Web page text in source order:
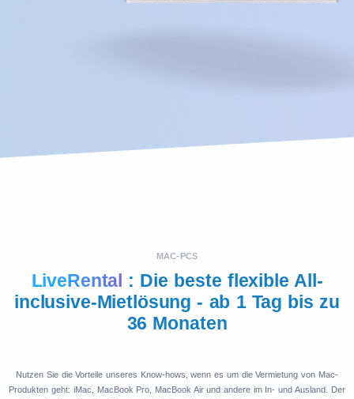
MAC-PCS
LiveRental : Die beste flexible All-
inclusive-Mietlösung - ab 1 Tag bis zu
36 Monaten
Nutzen Sie die Vorteile unseres Know-hows, wenn es um die Vermietung von Mac-
Produkten geht: iMac, MacBook Pro, MacBook Air und andere im In- und Ausland. Der